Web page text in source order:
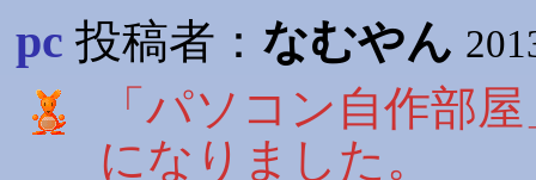
pc 投稿者： なむやん
「パソコン自作部
になりました。